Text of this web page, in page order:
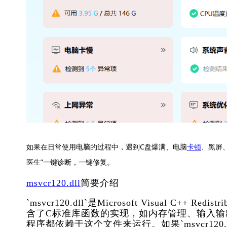
如果在日常使用电脑的过程中，遇到C盘爆满、电脑卡顿、黑屏
医生”一键诊断，一键修复。
msvcr120.dll简要介绍
`msvcr120.dll`是Microsoft Visual C++
含了C标准库函数的实现，如内存管理、输入
程序都依赖于这个文件来运行。如果